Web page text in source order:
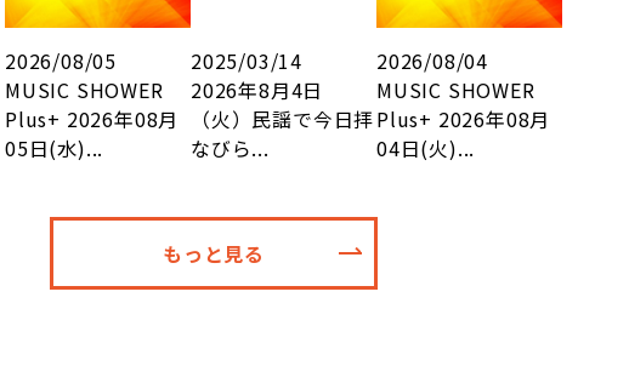
2026/08/05
MUSIC SHOWER
Plus+ 2026年08月
05日(水)...
2025/03/14
2026年8月4日
（火）民謡で今日拝
なびら...
2026/08/04
MUSIC SHOWER
Plus+ 2026年08月
04日(火)...
もっと見る